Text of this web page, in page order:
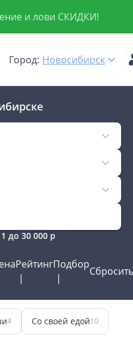
и лови СКИДКИ!
Город: Новосибирск
1 до 30 000р
РейтингПодбор
Сбросить
4 Со своей едой10